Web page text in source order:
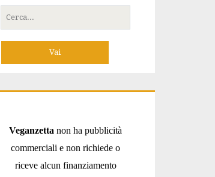
Cerca
per:
Veganzetta non ha pubblicità
commerciali e non richiede o
riceve alcun finanziamento